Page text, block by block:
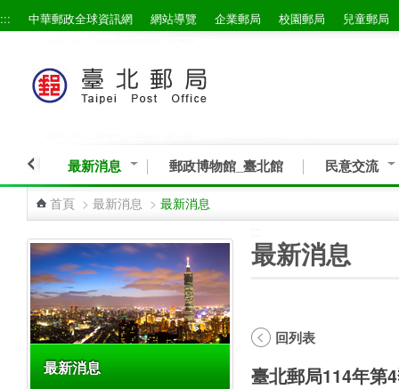
跳到主要內容區塊
::: 中華郵政全球資訊網 網站導覽 企業郵局 校園郵局 兒童郵局
最新消息 郵政博物館_臺北館 民意交流
首頁 > 最新消息 > 最新消息
最新消息
最新消息
回列表
臺北郵局114年第